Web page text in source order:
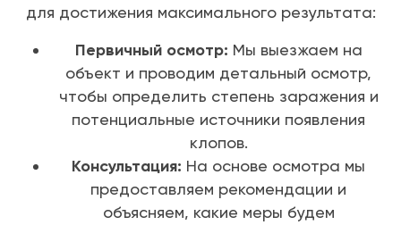
для достижения максимального результата:
Первичный осмотр: Мы выезжаем на
объект и проводим детальный осмотр,
чтобы определить степень заражения и
потенциальные источники появления
клопов.
Консультация: На основе осмотра мы
предоставляем рекомендации и
объясняем, какие меры будем